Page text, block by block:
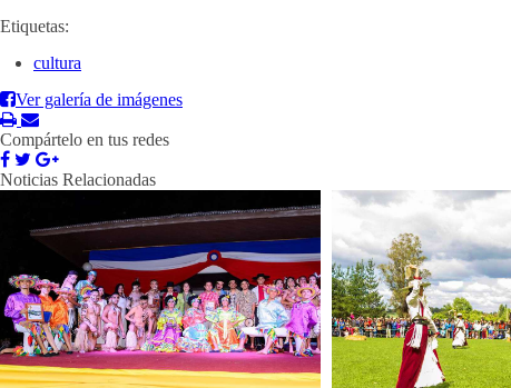
Etiquetas:
cultura
Ver galería de imágenes
Compártelo en tus redes
Noticias Relacionadas